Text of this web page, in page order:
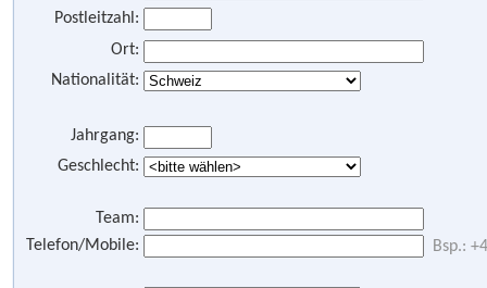
Postleitzahl:
Ort:
Nationalität:
Jahrgang:
Geschlecht:
Team:
Telefon/Mobile:
Bsp.: